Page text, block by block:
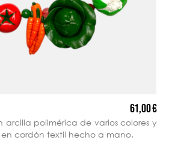
61,00 €
arcilla polimérica de varios colores y
cordón textil hecho a mano.